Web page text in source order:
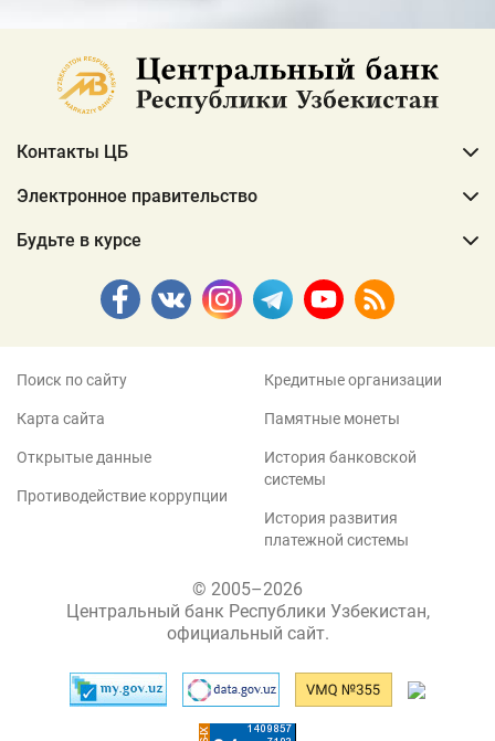
Контакты ЦБ
Электронное правительство
Будьте в курсе
Поиск по сайту
Карта сайта
Открытые данные
Противодействие коррупции
Кредитные организации
Памятные монеты
История банковской
системы
История развития
платежной системы
© 2005–2026
Центральный банк Республики Узбекистан,
официальный сайт.